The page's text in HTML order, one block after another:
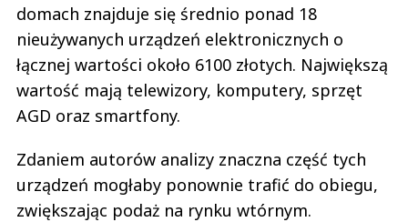
domach znajduje się średnio ponad 18
nieużywanych urządzeń elektronicznych o
łącznej wartości około 6100 złotych. Największą
wartość mają telewizory, komputery, sprzęt
AGD oraz smartfony.
Zdaniem autorów analizy znaczna część tych
urządzeń mogłaby ponownie trafić do obiegu,
zwiększając podaż na rynku wtórnym.